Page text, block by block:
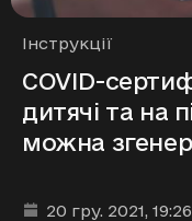
Рубрики
Інструкції
COVID-
дитячі та на
можна
Дата та час
20 гру. 2021, 19:26